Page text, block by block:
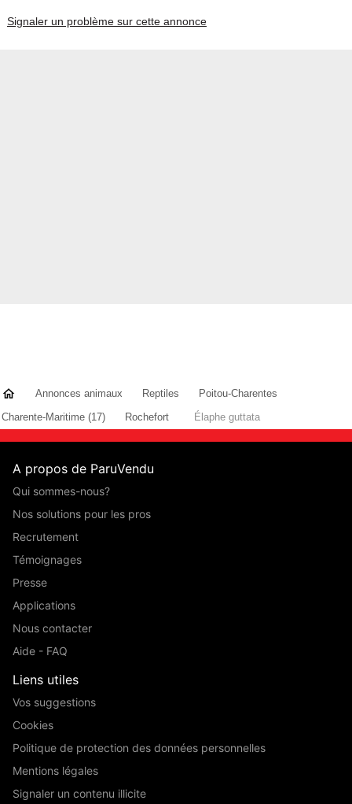
Signaler un problème sur cette annonce
Annonces animaux Reptiles
Poitou-Charentes
Charente-Maritime (17)
Rochefort Élaphe guttata
A propos de ParuVendu
Qui sommes-nous?
Nos solutions pour les pros
Recrutement
Témoignages
Presse
Applications
Nous contacter
Aide - FAQ
Liens utiles
Vos suggestions
Cookies
Politique de protection des données personnelles
Mentions légales
Signaler un contenu illicite